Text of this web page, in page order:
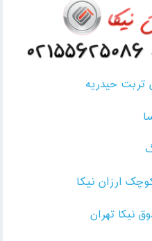
تربت حیدریه
ارزان نیکا
نیکا تهران